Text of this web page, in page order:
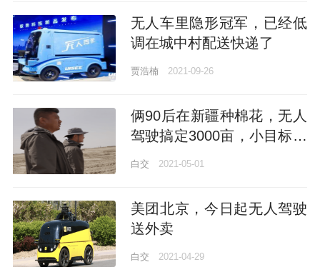
无人车里隐形冠军，已经低
调在城中村配送快递了
贾浩楠 2021-09-26
俩90后在新疆种棉花，无人
驾驶搞定3000亩，小目标年
入百万
白交 2021-05-01
美团北京，今日起无人驾驶
送外卖
白交 2021-04-29